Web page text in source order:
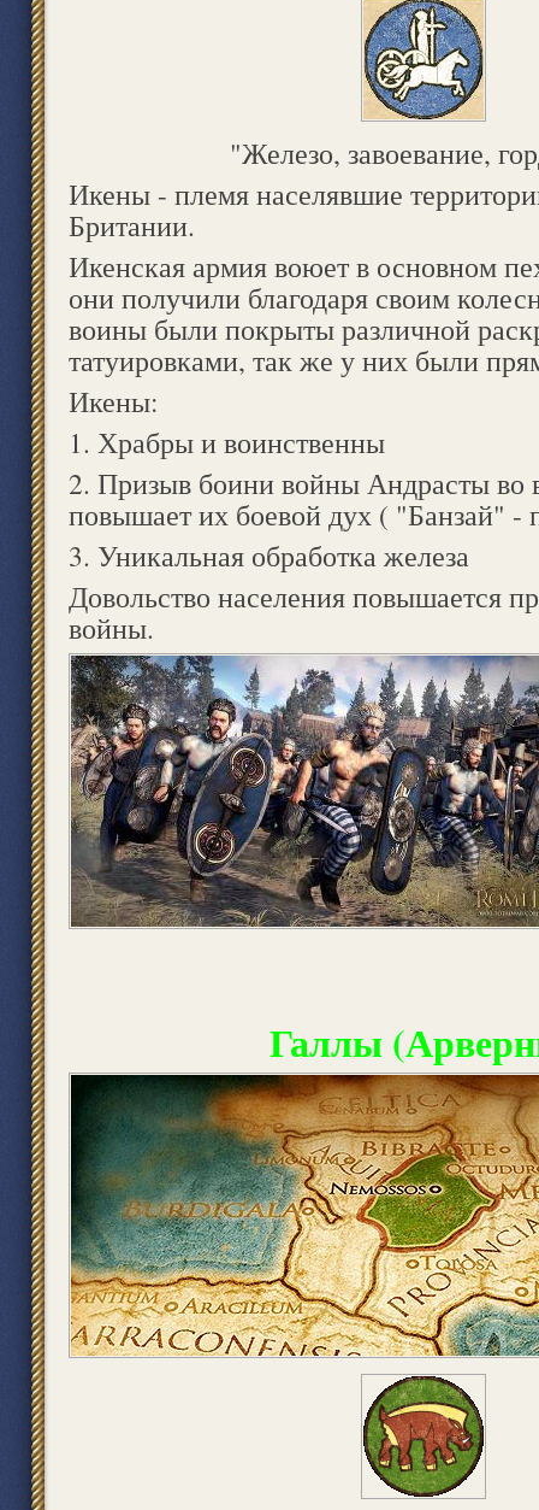
"Железо, завоевание,
Икены - племя населявшие
Британии.
Икенская армия воюет в основном
они получили благодаря своим
воины были покрыты различной
татуировками, так же у них были
Икены:
1. Храбры и воинственны
2. Призыв боини войны Андрасты во
повышает их боевой дух ( "Банзай"
3. Уникальная обработка железа
Довольство населения повышается
войны.
Галлы